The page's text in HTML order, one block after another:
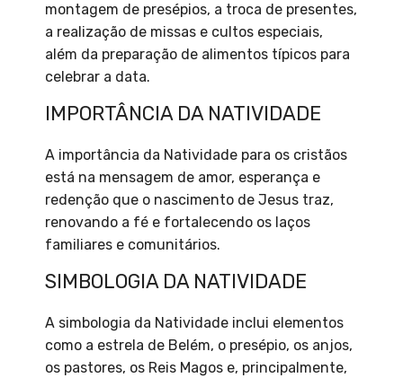
montagem de presépios, a troca de presentes,
a realização de missas e cultos especiais,
além da preparação de alimentos típicos para
celebrar a data.
IMPORTÂNCIA DA NATIVIDADE
A importância da Natividade para os cristãos
está na mensagem de amor, esperança e
redenção que o nascimento de Jesus traz,
renovando a fé e fortalecendo os laços
familiares e comunitários.
SIMBOLOGIA DA NATIVIDADE
A simbologia da Natividade inclui elementos
como a estrela de Belém, o presépio, os anjos,
os pastores, os Reis Magos e, principalmente,